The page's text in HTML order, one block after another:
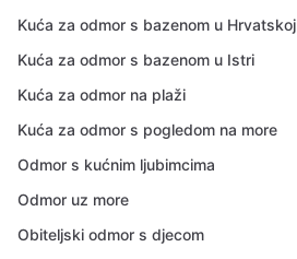
Kuća za odmor s bazenom u Hrvatskoj
Kuća za odmor s bazenom u Istri
Kuća za odmor na plaži
Kuća za odmor s pogledom na more
Odmor s kućnim ljubimcima
Odmor uz more
Obiteljski odmor s djecom